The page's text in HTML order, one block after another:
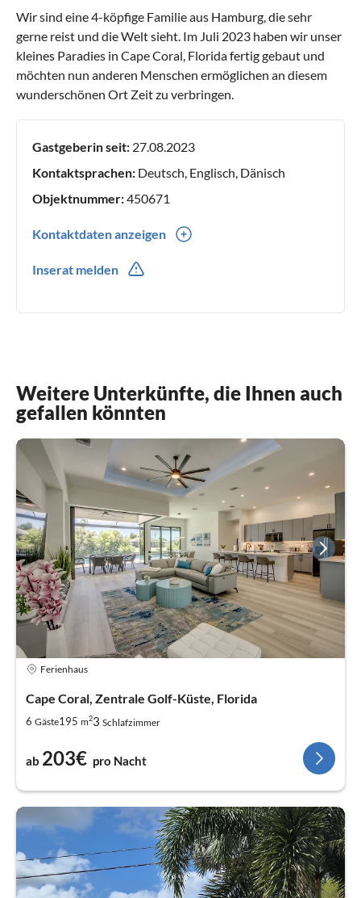
Wir sind eine 4-köpfige Familie aus Hamburg, die sehr
gerne reist und die Welt sieht. Im Juli 2023 haben wir unser
kleines Paradies in Cape Coral, Florida fertig gebaut und
möchten nun anderen Menschen ermöglichen an diesem
wunderschönen Ort Zeit zu verbringen.
Gastgeberin seit: 27.08.2023
Kontaktsprachen: Deutsch, Englisch, Dänisch
Objektnummer:450671
Kontaktdaten anzeigen
Inserat melden
Weitere Unterkünfte, die Ihnen auch
gefallen könnten
Ferienhaus
Cape Coral, Zentrale Golf-Küste, Florida
6 Gäste195 m23 Schlafzimmer
ab 203€ pro Nacht